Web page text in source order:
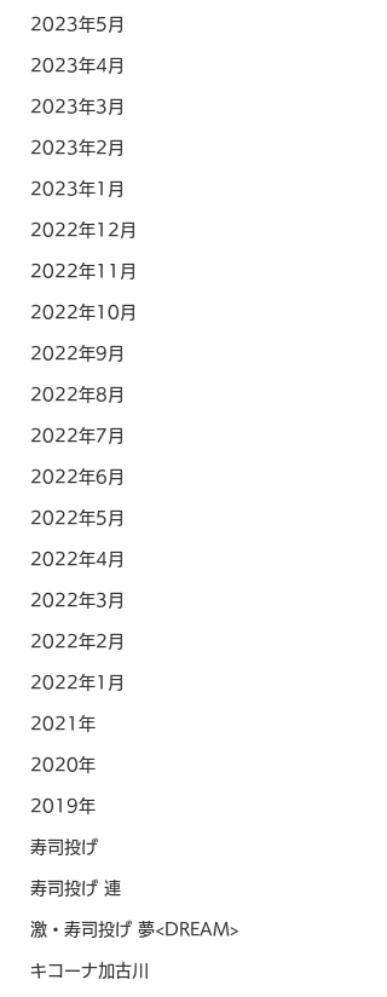
2023年5月
2023年4月
2023年3月
2023年2月
2023年1月
2022年12月
2022年11月
2022年10月
2022年9月
2022年8月
2022年7月
2022年6月
2022年5月
2022年4月
2022年3月
2022年2月
2022年1月
2021年
2020年
2019年
寿司投げ
寿司投げ 連
激・寿司投げ 夢<DREAM>
キコーナ加古川